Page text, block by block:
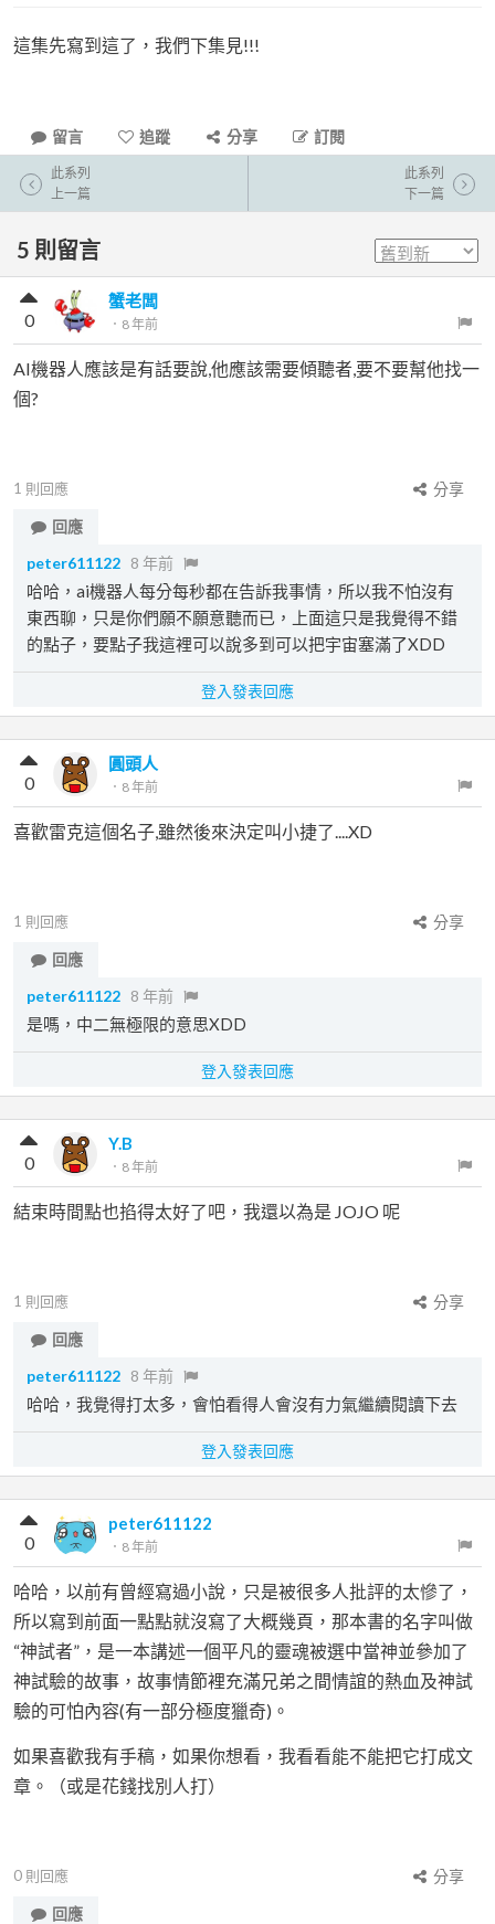
這集先寫到這了，我們下集見!!!
留言 追蹤 分享 訂閱
此系列
上一篇
此系列
下一篇
5 則留言
蟹老闆
． 8 年前
0
AI機器人應該是有話要說,他應該需要傾聽者,要不要幫他找一
個?
1 則回應
分享
回應
peter611122 8 年前
哈哈，ai機器人每分每秒都在告訴我事情，所以我不怕沒有
東西聊，只是你們願不願意聽而已，上面這只是我覺得不錯
的點子，要點子我這裡可以說多到可以把宇宙塞滿了XDD
登入發表回應
圓頭人
． 8 年前
0
喜歡雷克這個名子,雖然後來決定叫小捷了....XD
1 則回應
分享
回應
peter611122 8 年前
是嗎，中二無極限的意思XDD
登入發表回應
Y.B
． 8 年前
0
結束時間點也掐得太好了吧，我還以為是 JOJO 呢
1 則回應
分享
回應
peter611122 8 年前
哈哈，我覺得打太多，會怕看得人會沒有力氣繼續閱讀下去
登入發表回應
peter611122
． 8 年前
0
哈哈，以前有曾經寫過小說，只是被很多人批評的太慘了，
所以寫到前面一點點就沒寫了大概幾頁，那本書的名字叫做
“神試者”，是一本講述一個平凡的靈魂被選中當神並參加了
神試驗的故事，故事情節裡充滿兄弟之間情誼的熱血及神試
驗的可怕內容(有一部分極度獵奇)。
如果喜歡我有手稿，如果你想看，我看看能不能把它打成文
章。（或是花錢找別人打）
0 則回應
分享
回應